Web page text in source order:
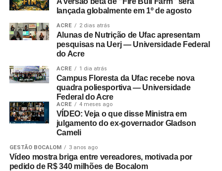
lançada globalmente em 1º de agosto
ACRE 2 dias atrás
Alunas de Nutrição de Ufac apresentam
pesquisas na Uerj — Universidade Federal
do Acre
ACRE 1 dia atrás
Campus Floresta da Ufac recebe nova
quadra poliesportiva — Universidade
Federal do Acre
ACRE 4 meses ago
VÍDEO: Veja o que disse Ministra em
julgamento do ex-governador Gladson
Cameli
GESTÃO BOCALOM 3 anos ago
Vídeo mostra briga entre vereadores, motivada por
pedido de R$ 340 milhões de Bocalom